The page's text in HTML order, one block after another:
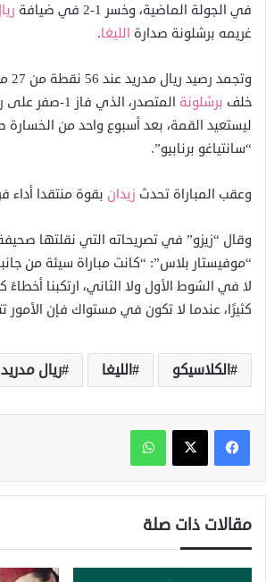
في الجولة الماضية، وخسر 1-2 في ضيافة
غريمه برشلونة صدارة الليغا.
خلف برشلونة
المتصدر، الذي
“سانتياغو برنابيو”.
وعقب المباراة تحدث زيدان بقوة منتقدا أداء
وقال “زيزو” في تصريحاته التي نقلتها
“موفيستار بلاس”: “كانت مباراة سيئة من
لا في الشوط الأول ولا الثاني، ارتكبنا أخطاءً
كثيرًا، عندما لا تكون في مستواك فإن الأمور
الكلاسيكو الليغا ريال مدريد
واتساب
مقالات ذات صلة